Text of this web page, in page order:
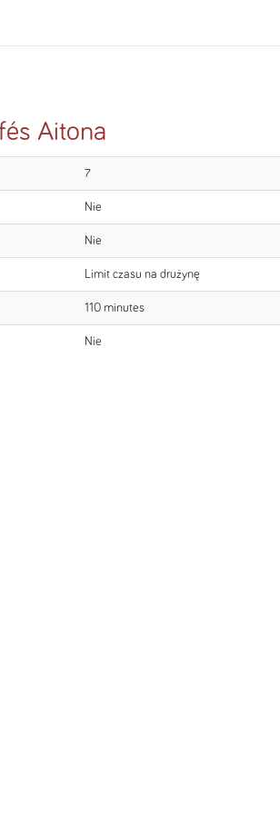
Aitona
7
Nie
Nie
Limit czasu na drużynę
110 minutes
Nie